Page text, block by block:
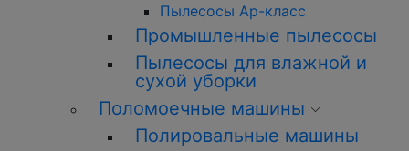
Пылесосы Ар-класс
Промышленные пылесосы
Пылесосы для влажной и
сухой уборки
Поломоечные машины
Полировальные машины